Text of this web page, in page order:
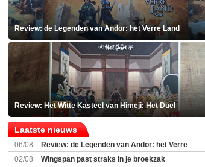
Review: de Legenden van Andor: het Verre Land
Review: Het Witte Kasteel van Himeji: Het Duel
Laatste nieuws
06/08
Review: de Legenden van Andor: het Verre
Land
02/08
Wingspan past straks in je broekzak